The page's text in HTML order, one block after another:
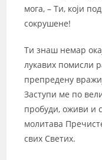
мога, – Ти, који
сокрушене!
Ти знаш немар
лукавих помисли
препредену
Заступи ме по
пробуди, оживи и
молитава
свих Светих.